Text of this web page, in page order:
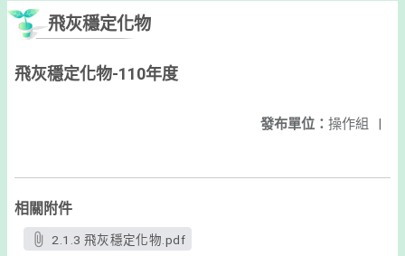
飛灰穩定化物
飛灰穩定化物-110年度
發布單位： 操作組 |
相關附件
2.1.3 飛灰穩定化物.pdf